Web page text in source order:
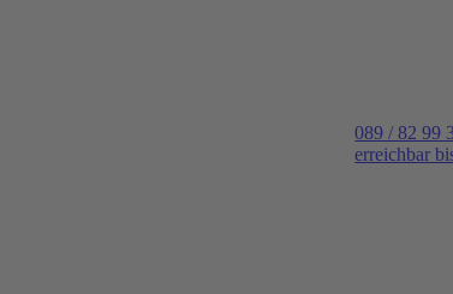
089 / 82 99
erreichbar